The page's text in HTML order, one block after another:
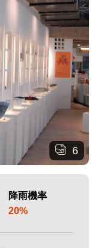
6
降雨機率
20%